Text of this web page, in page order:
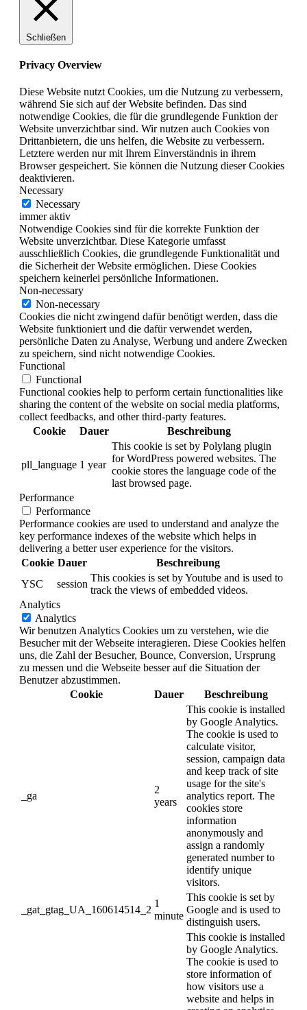
Schließen
Privacy Overview
Diese Website nutzt Cookies, um die Nutzung zu verbessern,
während Sie sich auf der Website befinden. Das sind
notwendige Cookies, die für die grundlegende Funktion der
Website unverzichtbar sind. Wir nutzen auch Cookies von
Drittanbietern, die uns helfen, die Website zu verbessern.
Letztere werden nur mit Ihrem Einverständnis in ihrem
Browser gespeichert. Sie können die Nutzung dieser Cookies
deaktivieren.
Necessary
Necessary
immer aktiv
Notwendige Cookies sind für die korrekte Funktion der
Website unverzichtbar. Diese Kategorie umfasst
ausschließlich Cookies, die grundlegende Funktionalität und
die Sicherheit der Website ermöglichen. Diese Cookies
speichern keinerlei persönliche Informationen.
Non-necessary
Non-necessary
Cookies die nicht zwingend dafür benötigt werden, dass die
Website funktioniert und die dafür verwendet werden,
persönliche Daten zu Analyse, Werbung und andere Zwecken
zu speichern, sind nicht notwendige Cookies.
Functional
Functional
Functional cookies help to perform certain functionalities like
sharing the content of the website on social media platforms,
collect feedbacks, and other third-party features.
Cookie
Dauer Beschreibung
pll_language 1 year
This cookie is set by Polylang plugin
for WordPress powered websites. The
cookie stores the language code of the
last browsed page.
Performance
Performance
Performance cookies are used to understand and analyze the
key performance indexes of the website which helps in
delivering a better user experience for the visitors.
Cookie Dauer
Beschreibung
YSC
session
This cookies is set by Youtube and is used to
track the views of embedded videos.
Analytics
Analytics
Wir benutzen Analytics Cookies um zu verstehen, wie die
Besucher mit der Webseite interagieren. Diese Cookies helfen
uns, die Zahl der Besucher, Bounce, Conversion, Ursprung
zu messen und die Webseite besser auf die Situation der
Benutzer abzustimmen.
Cookie
Dauer Beschreibung
_ga
2
years
This cookie is installed
by Google Analytics.
The cookie is used to
calculate visitor,
session, campaign data
and keep track of site
usage for the site's
analytics report. The
cookies store
information
anonymously and
assign a randomly
generated number to
identify unique
visitors.
_gat_gtag_UA_160614514_2
1
minute
This cookie is set by
Google and is used to
distinguish users.
This cookie is installed
by Google Analytics.
The cookie is used to
store information of
how visitors use a
website and helps in